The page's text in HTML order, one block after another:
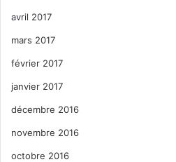
avril 2017
mars 2017
février 2017
janvier 2017
décembre 2016
novembre 2016
octobre 2016